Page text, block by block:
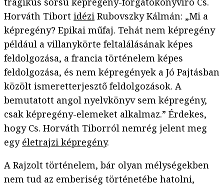
Horváth Tibort idézi Rubovszky Kálmán: „Mi a
képregény? Epikai műfaj. Tehát nem képregény
például a villanykörte feltalálásának képes
feldolgozása, a francia történelem képes
feldolgozása, és nem képregények a Jó Pajtásban
közölt ismeretterjesztő feldolgozások. A
bemutatott angol nyelvkönyv sem képregény,
csak képregény-elemeket alkalmaz.” Érdekes,
hogy Cs. Horváth Tiborról nemrég jelent meg
egy életrajzi képregény.
A Rajzolt történelem, bár olyan mélységekben
nem tud az emberiség történetébe hatolni,